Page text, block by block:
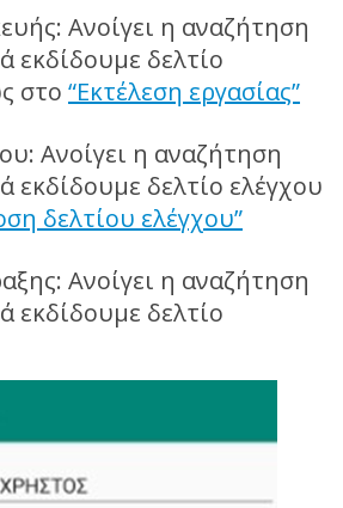
Ανοίγει η αναζήτηση
εκδίδουμε δελτίο
στο “Εκτέλεση εργασίας”
Ανοίγει η αναζήτηση
εκδίδουμε δελτίο ελέγχου
δελτίου ελέγχου”
Ανοίγει η αναζήτηση
εκδίδουμε δελτίο